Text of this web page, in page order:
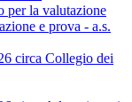
per la valutazione
e prova - a.s.
circa Collegio dei